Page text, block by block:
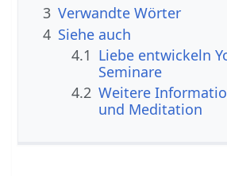
3 Verwandte Wörter
4 Siehe auch
4.1 Liebe entwickeln
Seminare
4.2 Weitere
und Meditation